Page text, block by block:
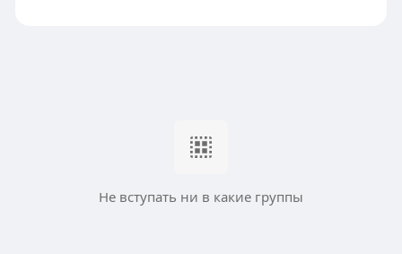
Не вступать ни в какие группы